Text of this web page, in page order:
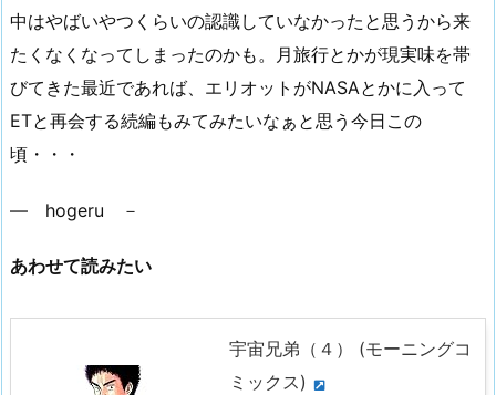
中はやばいやつくらいの認識していなかったと思うから来
たくなくなってしまったのかも。月旅行とかが現実味を帯
びてきた最近であれば、エリオットがNASAとかに入って
ETと再会する続編もみてみたいなぁと思う今日この
頃・・・
― hogeru －
あわせて読みたい
宇宙兄弟（４） (モーニングコ
ミックス)